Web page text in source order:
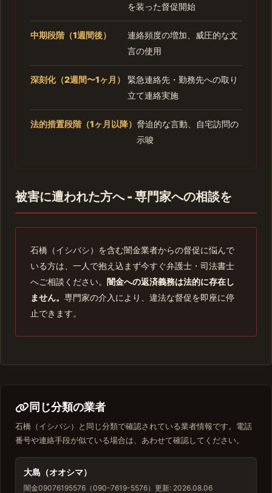
を装った督促開始
中期段階（1週間後）
連絡頻度の増加、威圧的な文
言の使用
深刻化（2週間〜1ヶ月）
緊急連絡先・勤務先への取り
立て連絡実施
法的措置段階（1ヶ月以降） 脅迫的な言動、自宅訪問の
示唆
被害に遭われた方へ - 専門家への相談を
石橋（イシバシ）を含む闇金業者からの督促に悩んで
いる方は、一人で抱え込まず今すぐ弁護士・司法書士
へご相談ください。 闇金への返済義務は法的に存在し
ません。 専門家の介入により、違法な督促を即座に停
止できます。
同じ分類の業者
石橋（イシバシ）と同じ分類で確認されている業者情報です。電話
番号や連絡手段が似ている場合は、あわせて確認してください。
大島（オオシマ）
闇金09076195576（090-7619-5576） 更新: 2026.08.06